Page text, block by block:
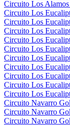
Circuito Los Alamos
Circuito Los
Circuito Los
Circuito Los
Circuito Los
Circuito Los
Circuito Los
Circuito Los
Circuito Los
Circuito Los
Circuito Los
Circuito Navarro
Circuito Navarro
Circuito Navarro